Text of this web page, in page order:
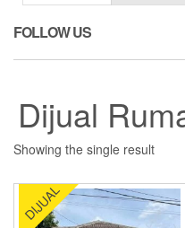
FOLLOW US
Dijual
Showing the single result
DIJUAL